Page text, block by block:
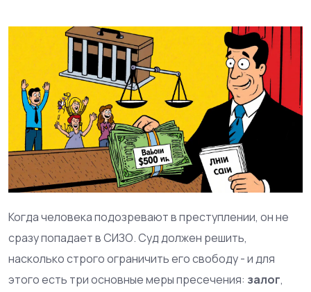
Когда человека подозревают в преступлении, он не
сразу попадает в СИЗО. Суд должен решить,
насколько строго ограничить его свободу - и для
этого есть три основные меры пресечения: залог,